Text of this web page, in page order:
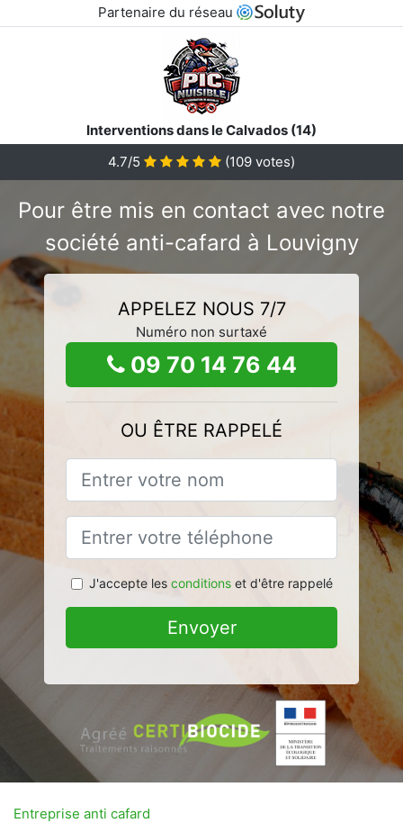
Partenaire du réseau
Interventions dans le Calvados (14)
4.7/5
(109 votes)
Pour être mis en contact avec notre
société anti-cafard à Louvigny
APPELEZ NOUS 7/7
Numéro non surtaxé
09 70 14 76 44
OU ÊTRE RAPPELÉ
J'accepte les conditionset d'être rappelé
Envoyer
Entreprise anti cafard